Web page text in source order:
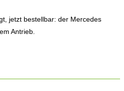
jetzt bestellbar: der Mercedes
Antrieb.